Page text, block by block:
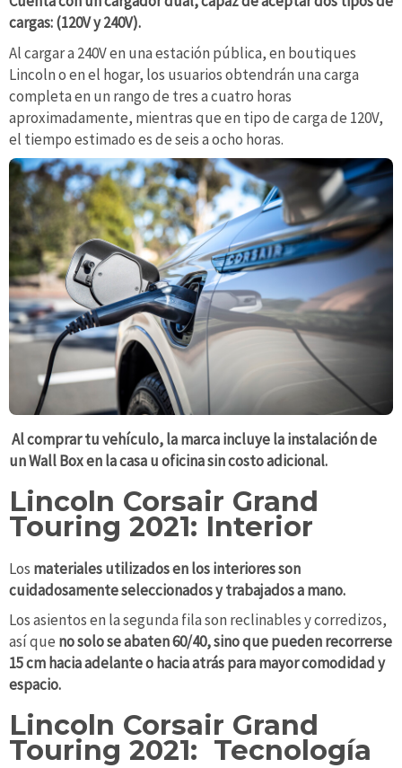
cargas: (120V y 240V).
Al cargar a 240V en una estación pública, en boutiques
Lincoln o en el hogar, los usuarios obtendrán una carga
completa en un rango de tres a cuatro horas
aproximadamente, mientras que en tipo de carga de 120V,
el tiempo estimado es de seis a ocho horas.
Al comprar tu vehículo, la marca incluye la instalación de
un Wall Box en la casa u oficina sin costo adicional.
Lincoln Corsair Grand
Touring 2021: Interior
Los materiales utilizados en los interiores son
cuidadosamente seleccionados y trabajados a mano.
Los asientos en la segunda fila son reclinables y corredizos,
así que no solo se abaten 60/40, sino que pueden recorrerse
15 cm hacia adelante o hacia atrás para mayor comodidad y
espacio.
Lincoln Corsair Grand
Touring 2021: Tecnología